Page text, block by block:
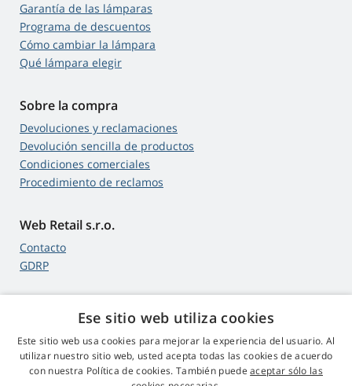
Garantía de las lámparas
Programa de descuentos
Cómo cambiar la lámpara
Qué lámpara elegir
Sobre la compra
Devoluciones y reclamaciones
Devolución sencilla de productos
Condiciones comerciales
Procedimiento de reclamos
Web Retail s.r.o.
Contacto
GDRP
4,9estrellas
545 opiniones Google
Ese sitio web utiliza cookies
Este sitio web usa cookies para mejorar la experiencia del usuario. Al
utilizar nuestro sitio web, usted acepta todas las cookies de acuerdo
con nuestra Política de cookies. También puedeaceptar sólo las